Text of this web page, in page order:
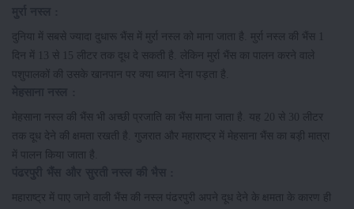
दुनिया में सबसे ज्यादा दुधारू भैंस में मुर्रा नस्ल को माना जाता है. मुर्रा नस्ल की भैंस 1
दिन में 13 से 15 लीटर तक दूध दे सकती है. लेकिन मुर्रा भैंस का पालन करने वाले
पशुपालकों की उसके खानपान पर क्या ध्यान देना पड़ता है.
मेहसाना नस्ल की भैंस भी अच्छी प्रजाति का भैंस माना जाता है. यह 20 से 30 लीटर
तक दूध देने की क्षमता रखती है. गुजरात और महाराष्ट्र में मेहसाना भैंस का बड़ी मात्रा
में पालन किया जाता है.
महाराष्ट्र में पाए जाने वाली भैंस की नस्ल पंढरपुरी अपने दूध देने के क्षमता के कारण ही